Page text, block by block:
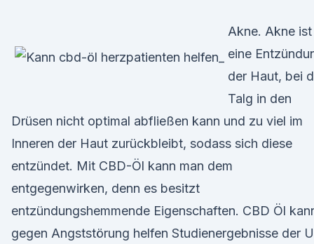
Akne. Akne ist
eine
der Haut, bei
Talg in den
Drüsen nicht optimal abfließen kann und zu viel im
Inneren der Haut zurückbleibt, sodass sich diese
entzündet. Mit CBD-Öl kann man dem
entgegenwirken, denn es besitzt
entzündungshemmende Eigenschaften. CBD Öl
gegen Angststörung helfen Studienergebnisse der